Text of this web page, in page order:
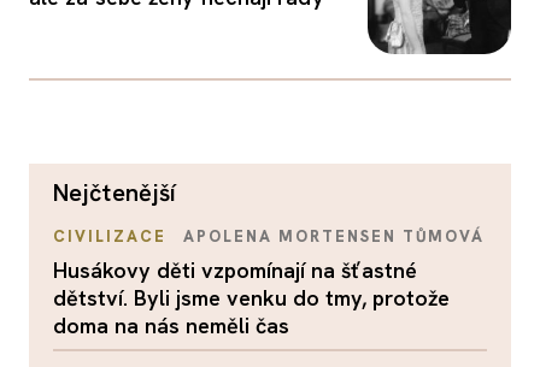
nejčtenější
CIVILIZACE APOLENA MORTENSEN TŮMOVÁ
Husákovy děti vzpomínají na šťastné
dětství. Byli jsme venku do tmy, protože
doma na nás neměli čas